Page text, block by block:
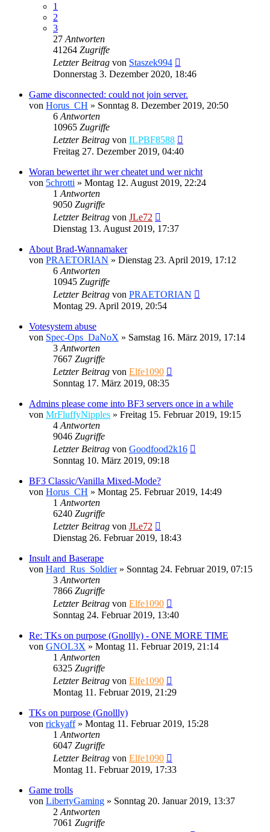
1
2
3
27 Antworten
41264 Zugriffe
Letzter Beitrag von Staszek994
Donnerstag 3. Dezember 2020, 18:46
Game disconnected: could not join server.
von Horus_CH » Sonntag 8. Dezember 2019, 20:50
6 Antworten
10965 Zugriffe
Letzter Beitrag von ILPBF8588
Freitag 27. Dezember 2019, 04:40
Woran bewertet ihr wer cheatet und wer nicht
von 5chrotti » Montag 12. August 2019, 22:24
1 Antworten
9050 Zugriffe
Letzter Beitrag von JLe72
Dienstag 13. August 2019, 17:37
About Brad-Wannamaker
von PRAETORIAN » Dienstag 23. April 2019, 17:12
6 Antworten
10945 Zugriffe
Letzter Beitrag von PRAETORIAN
Montag 29. April 2019, 20:54
Votesystem abuse
von Spec-Ops_DaNoX » Samstag 16. März 2019, 17:14
3 Antworten
7667 Zugriffe
Letzter Beitrag von Elfe1090
Sonntag 17. März 2019, 08:35
Admins please come into BF3 servers once in a while
von MrFluffyNipples » Freitag 15. Februar 2019, 19:15
4 Antworten
9046 Zugriffe
Letzter Beitrag von Goodfood2k16
Sonntag 10. März 2019, 09:18
BF3 Classic/Vanilla Mixed-Mode?
von Horus_CH » Montag 25. Februar 2019, 14:49
1 Antworten
6240 Zugriffe
Letzter Beitrag von JLe72
Dienstag 26. Februar 2019, 18:43
Insult and Baserape
von Hard_Rus_Soldier» Sonntag 24. Februar 2019, 07:15
3 Antworten
7866 Zugriffe
Letzter Beitrag von Elfe1090
Sonntag 24. Februar 2019, 13:40
Re: TKs on purpose (Gnollly) - ONE MORE TIME
von GNOL3X » Montag 11. Februar 2019, 21:14
1 Antworten
6325 Zugriffe
Letzter Beitrag von Elfe1090
Montag 11. Februar 2019, 21:29
TKs on purpose (Gnollly)
von rickyaff» Montag 11. Februar 2019, 15:28
1 Antworten
6047 Zugriffe
Letzter Beitrag von Elfe1090
Montag 11. Februar 2019, 17:33
Game trolls
von LibertyGaming » Sonntag 20. Januar 2019, 13:37
2 Antworten
7061 Zugriffe